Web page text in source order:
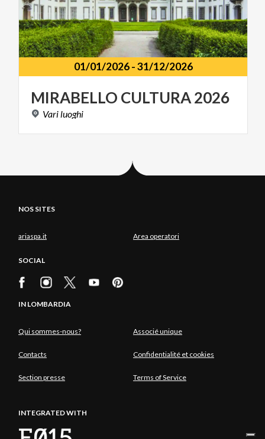
01/01/2026-31/12/2026
MIRABELLO CULTURA2026
Variluoghi
NOS SITES
ariaspa.it Area operatori
SOCIAL
IN LOMBARDIA
Qui sommes-nous? Associé unique
Contacts Confidentialité et cookies
Section presse Terms of Service
INTEGRATED WITH